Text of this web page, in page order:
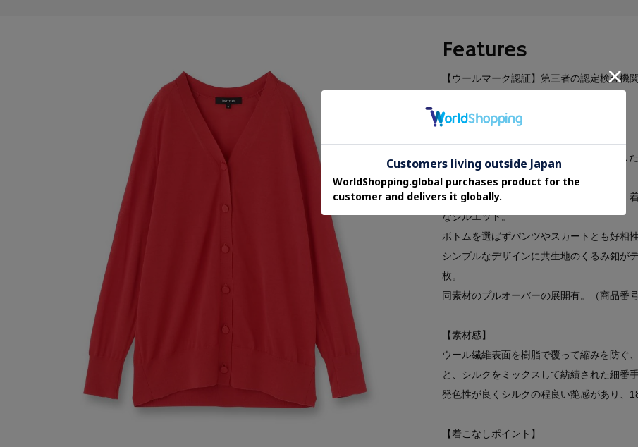
Features
【ウールマーク認証】第三者の認定検査
18Gエクストラハイゲージニットを使用
練された印象のVネックカーディガン。
シルクの程良い艶感とクリーンな目面で、
なシルエット。
ボトムを選ばずパンツやスカートとも好相性
シンプルなデザインに共生地のくるみ釦が
枚。
同素材のプルオーバーの展開有。（商品番
【素材感】
ウール繊維表面を樹脂で覆って縮みを防ぐ
と、シルクをミックスして紡績された細番手
発色性が良くシルクの程良い艶感があり、
【着こなしポイント】